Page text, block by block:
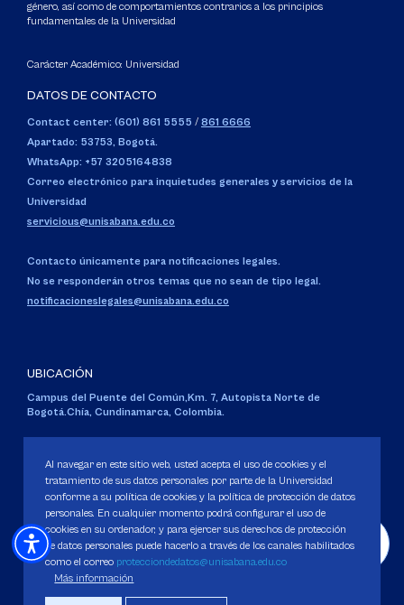
género, así como de comportamientos contrarios a los principios
fundamentales de la Universidad
Carácter Académico: Universidad
DATOS DE CONTACTO
Contact center: (601) 861 5555 / 861 6666
Apartado: 53753, Bogotá.
WhatsApp: +57 3205164838
Correo electrónico para inquietudes generales y servicios de la
Universidad
servicious@unisabana.edu.co
Contacto únicamente para notificaciones legales.
No se responderán otros temas que no sean de tipo legal.
notificacioneslegales@unisabana.edu.co
UBICACIÓN
Campus del Puente del Común,Km. 7, Autopista Norte de
Bogotá.Chía, Cundinamarca, Colombia.
Personería Jurídica:Resolución 130 del 14 de enero de 1980.
Ministerio de Educación Nacional.
Política de Protección de datos
Al navegar en este sitio web, usted acepta el uso de cookies y el
tratamiento de sus datos personales por parte de la Universidad
conforme a su política de cookies y la política de protección de datos
personales. En cualquier momento podrá configurar el uso de
cookies en su ordenador, y para ejercer sus derechos de protección
de datos personales puede hacerlo a través de los canales habilitados
como el correo protecciondedatos@unisabana.edu.co
Más información